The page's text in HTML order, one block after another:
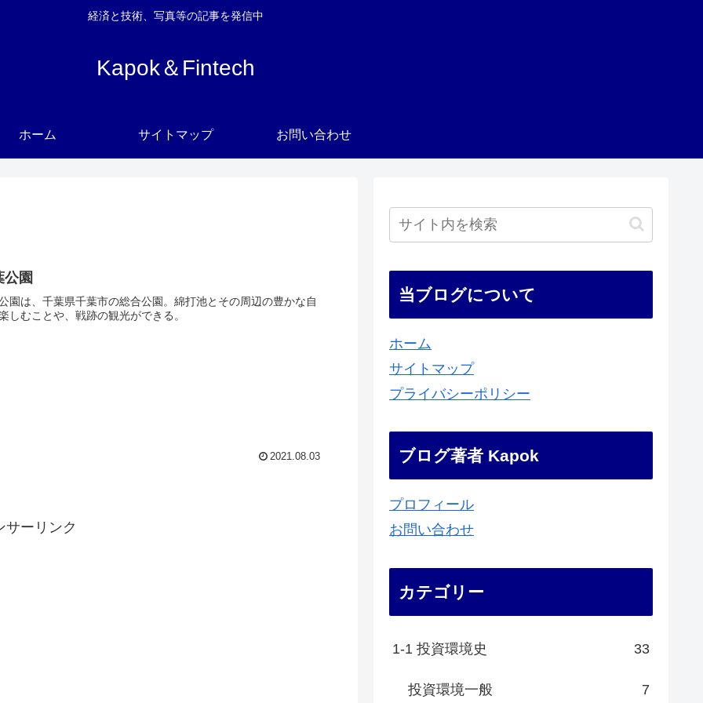
経済と技術、写真等の記事を発信中
Kapok＆Fintech
ホーム サイトマップ お問い合わせ
公園
園は、千葉県千葉市の総合公園。綿打池とその周辺の豊かな自
しむことや、戦跡の観光ができる。
2021.08.03
サーリンク
当ブログについて
ホーム
サイトマップ
プライバシーポリシー
ブログ著者 Kapok
プロフィール
お問い合わせ
カテゴリー
1-1 投資環境史 33
投資環境一般 7